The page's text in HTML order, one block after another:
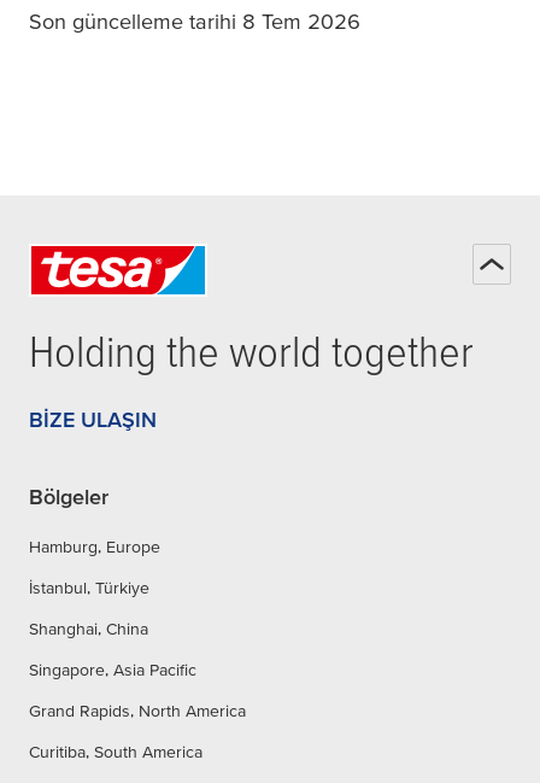
Son güncelleme tarihi 8 Tem 2026
Holding the world together
BIZE ULAŞIN
Bölgeler
Hamburg, Europe
İstanbul, Türkiye
Shanghai, China
Singapore, Asia Pacific
Grand Rapids, North America
Curitiba, South America